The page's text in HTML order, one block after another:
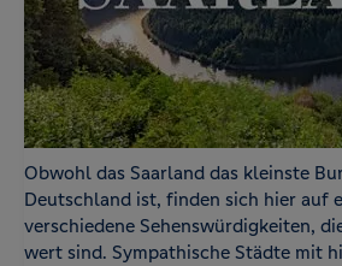
Obwohl das Saarland das kleinste
Deutschland ist, finden sich hier auf
verschiedene Sehenswürdigkeiten,
wert sind. Sympathische Städte mit